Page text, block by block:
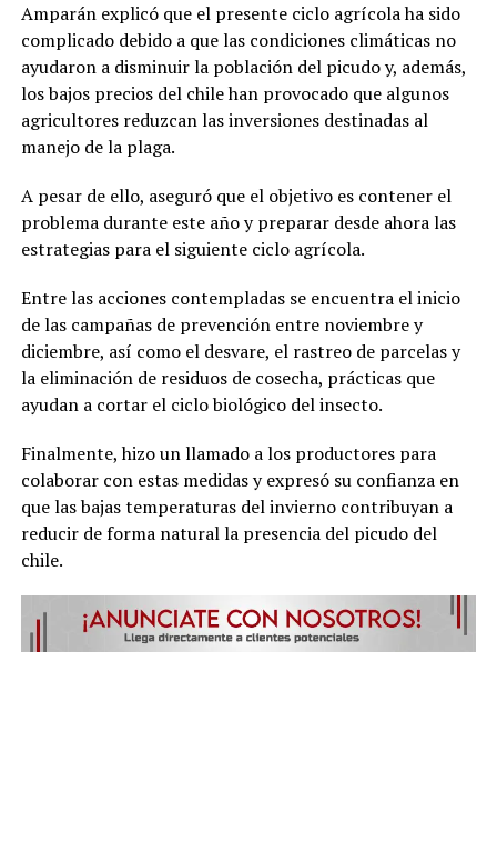
Amparán explicó que el presente ciclo agrícola ha sido
complicado debido a que las condiciones climáticas no
ayudaron a disminuir la población del picudo y, además,
los bajos precios del chile han provocado que algunos
agricultores reduzcan las inversiones destinadas al
manejo de la plaga.
A pesar de ello, aseguró que el objetivo es contener el
problema durante este año y preparar desde ahora las
estrategias para el siguiente ciclo agrícola.
Entre las acciones contempladas se encuentra el inicio
de las campañas de prevención entre noviembre y
diciembre, así como el desvare, el rastreo de parcelas y
la eliminación de residuos de cosecha, prácticas que
ayudan a cortar el ciclo biológico del insecto.
Finalmente, hizo un llamado a los productores para
colaborar con estas medidas y expresó su confianza en
que las bajas temperaturas del invierno contribuyan a
reducir de forma natural la presencia del picudo del
chile.